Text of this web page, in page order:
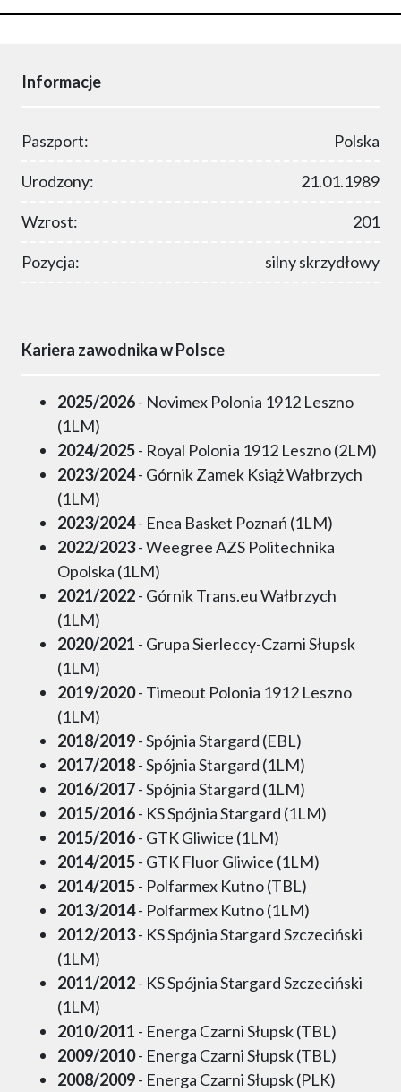
Informacje
Paszport: Polska
Urodzony: 21.01.1989
Wzrost: 201
Pozycja: silny skrzydłowy
Kariera zawodnika w Polsce
2025/2026- Novimex Polonia 1912 Leszno
(1LM)
2024/2025- Royal Polonia 1912 Leszno (2LM)
2023/2024- Górnik Zamek Książ Wałbrzych
(1LM)
2023/2024- Enea Basket Poznań (1LM)
2022/2023- Weegree AZS Politechnika
Opolska (1LM)
2021/2022- Górnik Trans.eu Wałbrzych
(1LM)
2020/2021 - Grupa Sierleccy-Czarni Słupsk
(1LM)
2019/2020- Timeout Polonia 1912 Leszno
(1LM)
2018/2019- Spójnia Stargard (EBL)
2017/2018- Spójnia Stargard (1LM)
2016/2017- Spójnia Stargard (1LM)
2015/2016- KS Spójnia Stargard (1LM)
2015/2016- GTK Gliwice (1LM)
2014/2015- GTK Fluor Gliwice (1LM)
2014/2015- Polfarmex Kutno (TBL)
2013/2014- Polfarmex Kutno (1LM)
2012/2013- KS Spójnia Stargard Szczeciński
(1LM)
2011/2012- KS Spójnia Stargard Szczeciński
(1LM)
2010/2011 - Energa Czarni Słupsk (TBL)
2009/2010- Energa Czarni Słupsk (TBL)
2008/2009- Energa Czarni Słupsk (PLK)